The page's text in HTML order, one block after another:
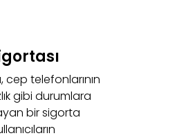
cep telefonlarının
gibi durumlara
bir sigorta